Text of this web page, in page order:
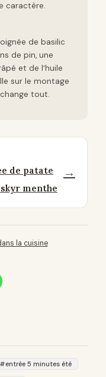
caractère.
de basilic
de pin, une
et de l’huile
sur le montage
tout.
de patate
menthe
→
la cuisine
entrée 5 minutes été